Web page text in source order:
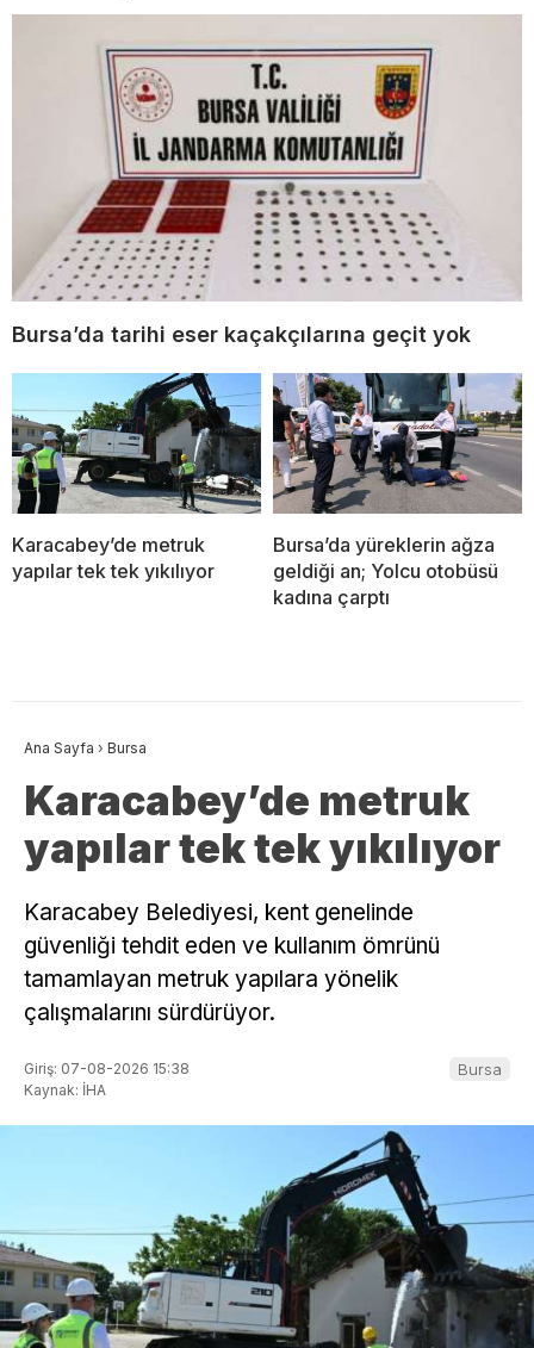
Bursa’da tarihi eser kaçakçılarına geçit yok
Karacabey’de metruk
yapılar tek tek yıkılıyor
Bursa’da yüreklerin ağza
geldiği an; Yolcu otobüsü
kadına çarptı
Ana Sayfa › Bursa
Karacabey’de metruk
yapılar tek tek yıkılıyor
Karacabey Belediyesi, kent genelinde
güvenliği tehdit eden ve kullanım ömrünü
tamamlayan metruk yapılara yönelik
çalışmalarını sürdürüyor.
Giriş: 07-08-2026 15:38
Kaynak: İHA
Bursa